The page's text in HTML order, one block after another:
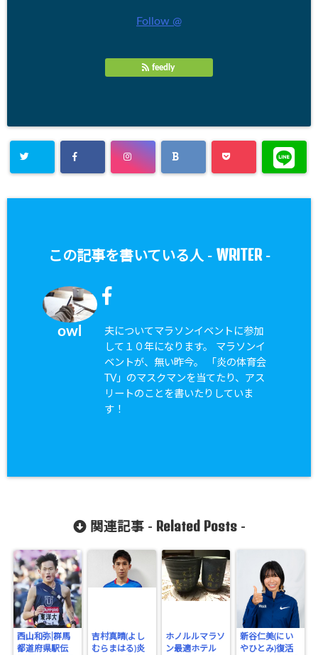
Follow @
feedly
この記事を書いている人 - WRITER-
owl
夫についてマラソンイベントに参加
して１０年になります。 マラソンイ
ベントが、無い昨今。 「炎の体育会
TV」のマスクマンを当てたり、アス
リートのことを書いたりしていま
す！
関連記事 - Related Posts-
西山和弥|群馬
都道府県駅伝
吉村真晴(よし
むらまはる)炎
ホノルルマラソ
ン最適ホテル
新谷仁美(にい
やひとみ)復活